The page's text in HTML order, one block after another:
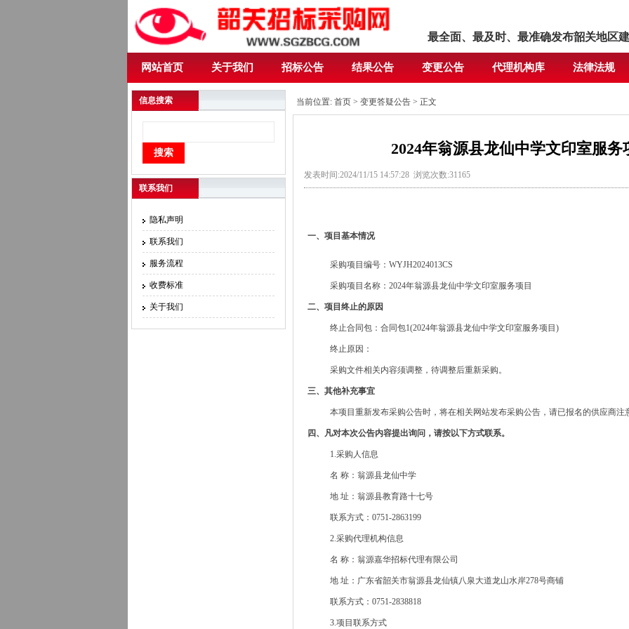
最全面、最及时、最准确发布韶关地区
网站首页 关于我们 招标公告 结果公告 变更公告 代理机构库 法律法规
信息搜索
联系我们
隐私声明
联系我们
服务流程
收费标准
关于我们
当前位置: 首页 > 变更答疑公告 > 正文
2024年翁源县龙仙中学文印室服务
发表时间:2024/11/15 14:57:28 浏览次数:31165
一、项目基本情况
采购项目编号： WYJH2024013CS
采购项目名称：2024年翁源县龙仙中学文印室服务项目
二、项目终止的原因
终止合同包：合同包1(2024年翁源县龙仙中学文印室服务项目 )
终止原因：
采购文件相关内容须调整，待调整后重新采购。
三、其他补充事宜
本项目重新发布采购公告时，将在相关网站发布采购公告，请已报名的供应商注
四、凡对本次公告内容提出询问，请按以下方式联系。
1.采购人信息
名 称：翁源县龙仙中学
地 址：翁源县教育路十七号
联系方式： 0751-2863199
2.采购代理机构信息
名 称：翁源嘉华招标代理有限公司
地 址：广东省韶关市翁源县龙仙镇八泉大道龙山水岸278号商铺
联系方式： 0751-2838818
3.项目联系方式